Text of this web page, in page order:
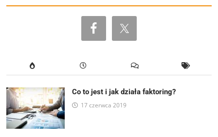
Co to jest i jak działa faktoring?
17 czerwca 2019